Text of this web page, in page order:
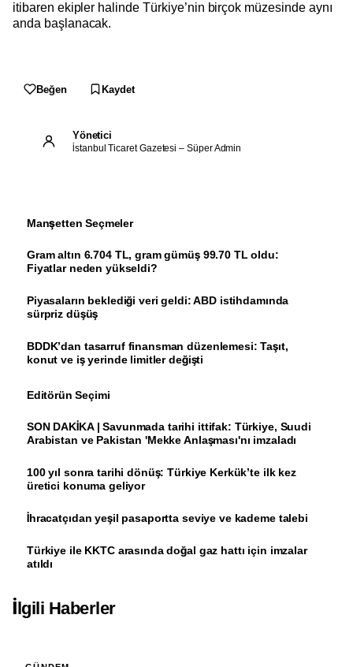
itibaren ekipler halinde Türkiye’nin birçok müzesinde aynı
anda başlanacak.
Beğen Kaydet
Yönetici
İstanbul Ticaret Gazetesi – Süper Admin
Manşetten Seçmeler
Gram altın 6.704 TL, gram gümüş 99.70 TL oldu:
Fiyatlar neden yükseldi?
Piyasaların beklediği veri geldi: ABD istihdamında
sürpriz düşüş
BDDK’dan tasarruf finansman düzenlemesi: Taşıt,
konut ve iş yerinde limitler değişti
Editörün Seçimi
SON DAKİKA | Savunmada tarihi ittifak: Türkiye, Suudi
Arabistan ve Pakistan 'Mekke Anlaşması'nı imzaladı
100 yıl sonra tarihi dönüş: Türkiye Kerkük’te ilk kez
üretici konuma geliyor
İhracatçıdan yeşil pasaportta seviye ve kademe talebi
Türkiye ile KKTC arasında doğal gaz hattı için imzalar
atıldı
İlgili Haberler